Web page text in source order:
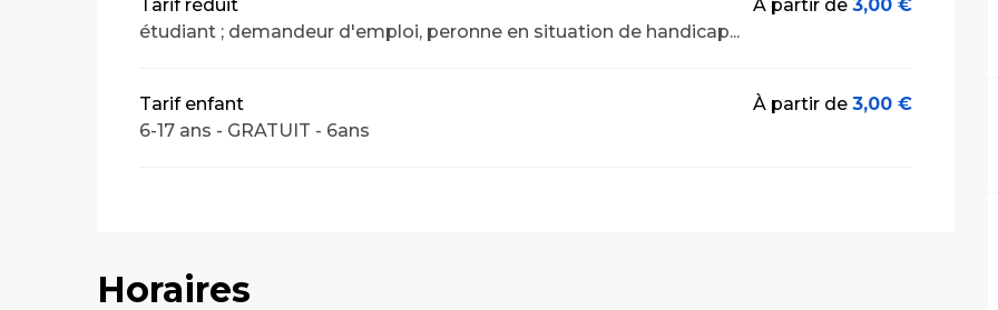
Tarif réduit
étudiant ; demandeur d'emploi, peronne en situation de handicap...
À partir de3,00 €
Tarif enfant
6-17 ans - GRATUIT - 6ans
À partir de3,00 €
Horaires